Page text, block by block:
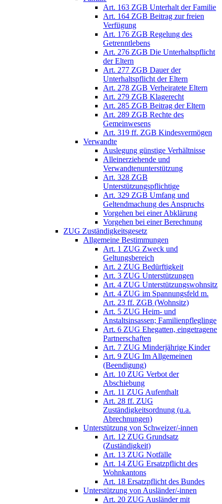
Art. 163 ZGB Unterhalt der Familie
Art. 164 ZGB Beitrag zur freien
Verfügung
Art. 176 ZGB Regelung des
Getrenntlebens
Art. 276 ZGB Die Unterhaltspflicht
der Eltern
Art. 277 ZGB Dauer der
Unterhaltspflicht der Eltern
Art. 278 ZGB Verheiratete Eltern
Art. 279 ZGB Klagerecht
Art. 285 ZGB Beitrag der Eltern
Art. 289 ZGB Rechte des
Gemeinwesens
Art. 319 ff. ZGB Kindesvermögen
Verwandte
Auslegung günstige Verhältnisse
Alleinerziehende und
Verwandtenunterstützung
Art. 328 ZGB
Unterstützungspflichtige
Art. 329 ZGB Umfang und
Geltendmachung des Anspruchs
Vorgehen bei einer Abklärung
Vorgehen bei einer Berechnung
ZUG Zuständigkeitsgesetz
Allgemeine Bestimmungen
Art. 1 ZUG Zweck und
Geltungsbereich
Art. 2 ZUG Bedürftigkeit
Art. 3 ZUG Unterstützungen
Art. 4 ZUG Unterstützungswohnsitz
Art. 4 ZUG im Spannungsfeld m.
Art. 23 ff. ZGB (Wohnsitz)
Art. 5 ZUG Heim- und
Anstaltsinsassen; Familienpfleglinge
Art. 6 ZUG Ehegatten, eingetragene
Partnerschaften
Art. 7 ZUG Minderjährige Kinder
Art. 9 ZUG Im Allgemeinen
(Beendigung)
Art. 10 ZUG Verbot der
Abschiebung
Art. 11 ZUG Aufenthalt
Art. 28 ff. ZUG
Zuständigkeitsordnung (u.a.
Abrechnungen)
Unterstützung von Schweizer/-innen
Art. 12 ZUG Grundsatz
(Zuständigkeit)
Art. 13 ZUG Notfälle
Art. 14 ZUG Ersatzpflicht des
Wohnkantons
Art. 18 Ersatzpflicht des Bundes
Unterstützung von Ausländer/-innen
Art. 20 ZUG Ausländer mit